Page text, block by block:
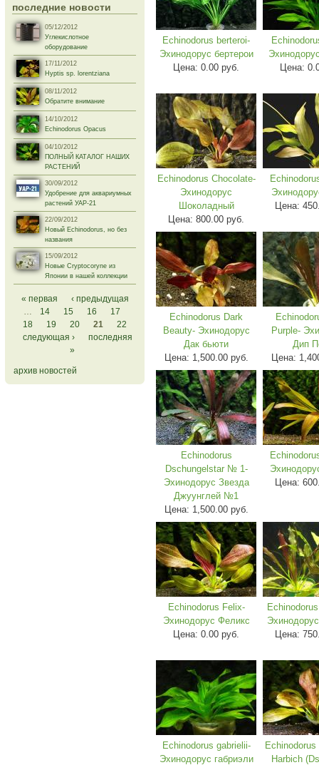
последние новости
05/12/2012
Углекислотное
оборудование
17/11/2012
Hyptis sp. lorentziana
08/11/2012
Обратите внимание
14/10/2012
Echinodorus Opacus
04/10/2012
ПОЛНЫЙ КАТАЛОГ НАШИХ
РАСТЕНИЙ
30/09/2012
Удобрение для аквариумных
растений УАР-21
22/09/2012
Новый Echinodorus, но без
названия
15/09/2012
Новые Cryptocoryne из
Японии в нашей коллекции
« первая
‹ предыдущая
14 15 16
17
18
19 20 21
22
следующая ›
последняя
»
архив новостей
Echinodorus berteroi-
Эхинодорус бертерои
Цена:0.00 руб.
Цена:
Echinodorus Chocolate-
Эхинодорус
Шоколадный
Цена:800.00 руб.
Цена:
Echinodorus Dark
Beauty- Эхинодорус
Дак бьюти
Цена: 1,500.00 руб.
Purple-
Дип
Цена:
Echinodorus
Dschungelstar № 1-
Эхинодорус Звезда
Джуунглей №1
Цена: 1,500.00 руб.
Цена:
Echinodorus Felix-
Эхинодорус Феликс
Цена:0.00 руб.
Цена:
Echinodorus gabrielii-
Эхинодорус габриэли
Harbich